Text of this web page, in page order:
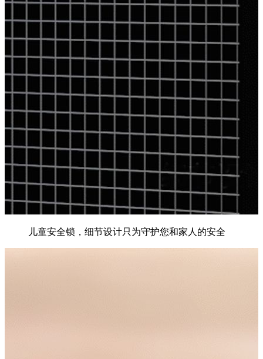
儿童安全锁，细节设计只为守护您和家人的安全